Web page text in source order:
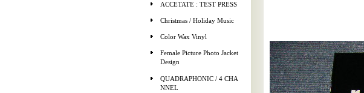
ACCETATE : TEST PRESS
Christmas / Holiday Music
Color Wax Vinyl
Female Picture Photo Jacket
Design
QUADRAPHONIC / 4 CHA
NNEL